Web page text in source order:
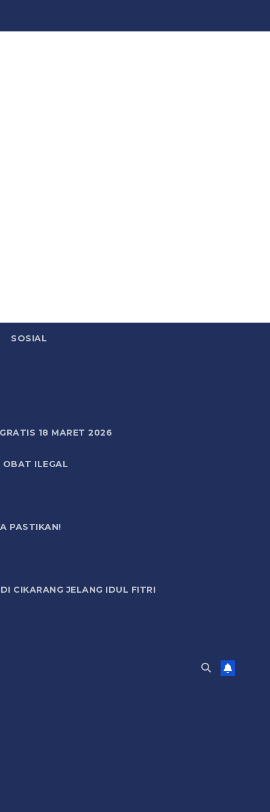
SOSIAL
18 MARET 2026
OBAT ILEGAL
PASTIKAN!
CIKARANG JELANG IDUL FITRI